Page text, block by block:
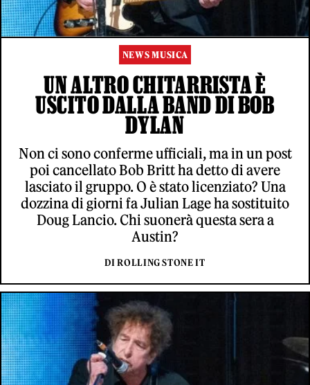
NEWS MUSICA
UN ALTRO CHITARRISTA È
USCITO DALLA BAND DI BOB
DYLAN
Non ci sono conferme ufficiali, ma in un post
poi cancellato Bob Britt ha detto di avere
lasciato il gruppo. O è stato licenziato? Una
dozzina di giorni fa Julian Lage ha sostituito
Doug Lancio. Chi suonerà questa sera a
Austin?
DI ROLLING STONE IT